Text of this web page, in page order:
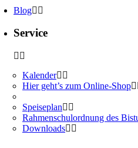
Blog
Service
Kalender
Hier geht’s zum Online-Shop
Speiseplan
Rahmenschulordnung des
Downloads